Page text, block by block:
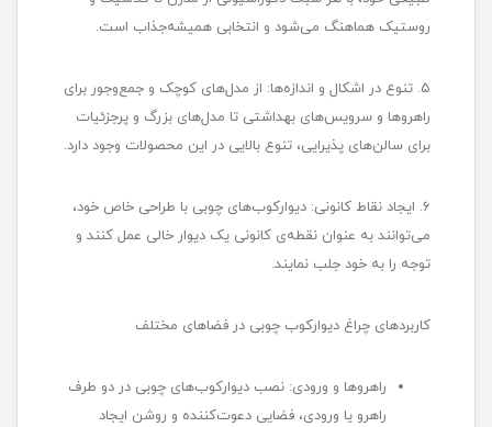
روستیک هماهنگ می‌شود و انتخابی همیشه‌جذاب است.
۵. تنوع در اشکال و اندازه‌ها: از مدل‌های کوچک و جمع‌وجور برای
راهروها و سرویس‌های بهداشتی تا مدل‌های بزرگ و پرجزئیات
برای سالن‌های پذیرایی، تنوع بالایی در این محصولات وجود دارد.
۶. ایجاد نقاط کانونی: دیوارکوب‌های چوبی با طراحی خاص خود،
می‌توانند به عنوان نقطه‌ی کانونی یک دیوار خالی عمل کنند و
توجه را به خود جلب نمایند.
کاربردهای چراغ دیوارکوب چوبی در فضاهای مختلف
راهروها و ورودی: نصب دیوارکوب‌های چوبی در دو طرف
راهرو یا ورودی، فضایی دعوت‌کننده و روشن ایجاد